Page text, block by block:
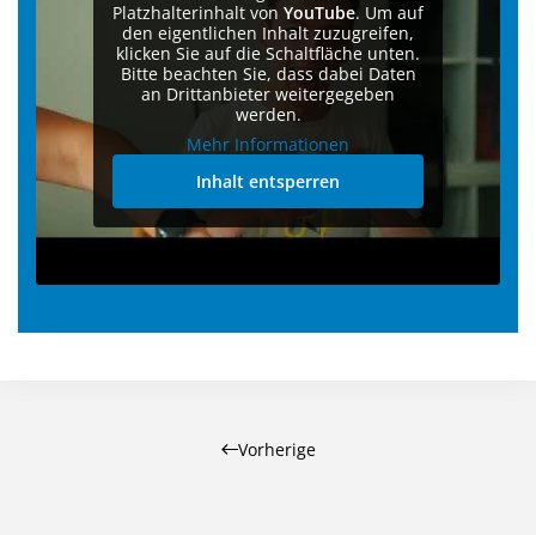
Platzhalterinhalt von YouTube. Um auf
den eigentlichen Inhalt zuzugreifen,
klicken Sie auf die Schaltfläche unten.
Bitte beachten Sie, dass dabei Daten
an Drittanbieter weitergegeben
werden.
Mehr Informationen
Inhalt entsperren
Vorherige